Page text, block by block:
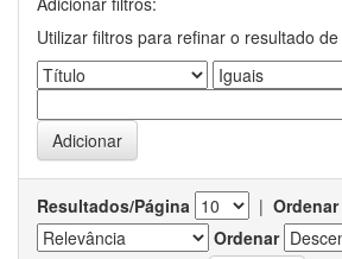
Utilizar filtros para refinar o resultado
Resultados/Página |
Ordenar